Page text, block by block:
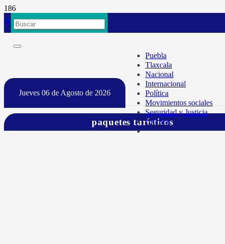
Jueves 06 de Agosto de 2026
Puebla
Tlaxcala
Nacional
Internacional
Política
Movimientos sociales
Seguridad y Justicia
Cultura
paquetes turísticos